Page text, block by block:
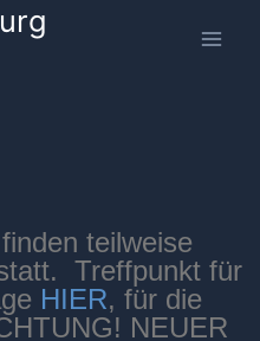
teilweise
Treffpunkt für
HIER, für die
NEUER